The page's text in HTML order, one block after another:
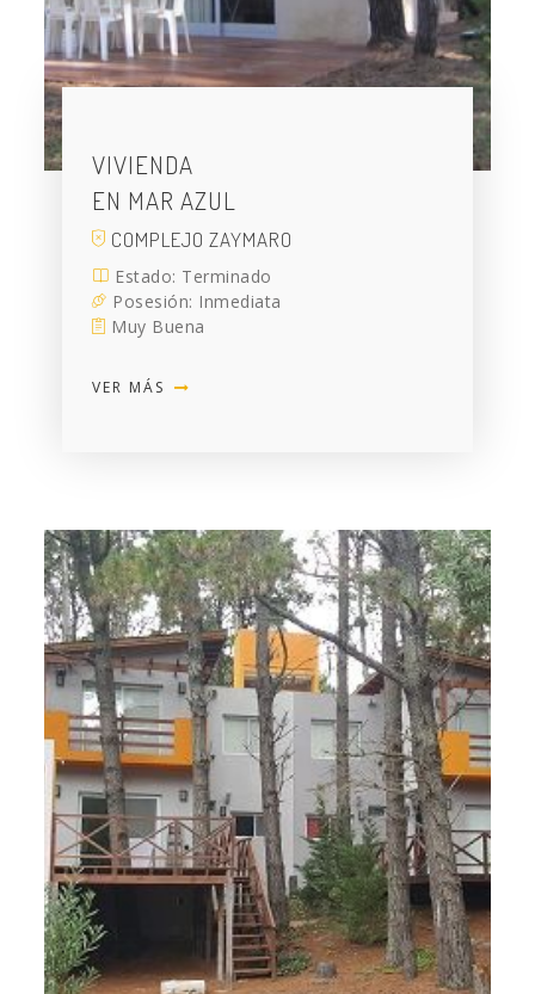
VIVIENDA
EN MAR AZUL
COMPLEJO ZAYMARO
Estado: Terminado
Posesión: Inmediata
Muy Buena
VER MÁS